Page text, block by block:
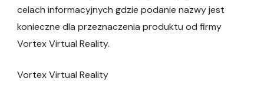
celach informacyjnych gdzie podanie nazwy jest
konieczne dla przeznaczenia produktu od firmy
Vortex Virtual Reality.
Vortex Virtual Reality